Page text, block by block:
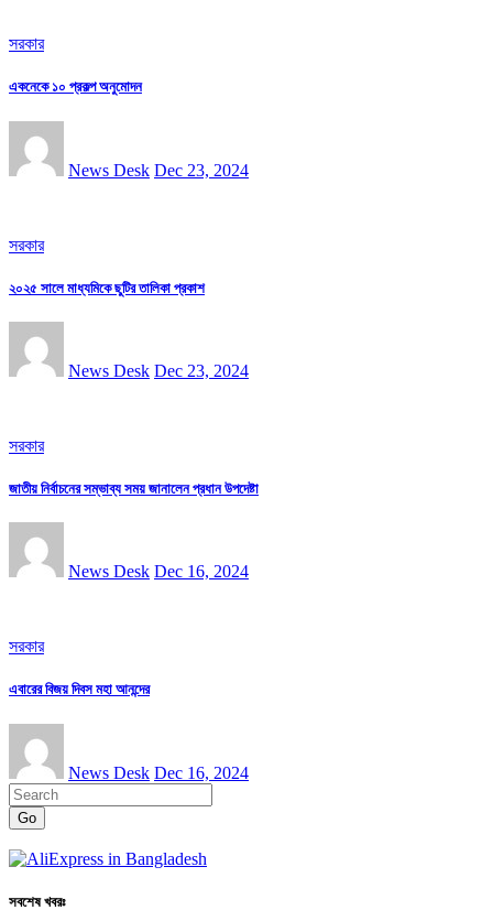
সরকার
একনেকে ১০ প্রকল্প অনুমোদন
News Desk Dec 23, 2024
সরকার
২০২৫ সালে মাধ্যমিকে ছুটির তালিকা প্রকাশ
News Desk Dec 23, 2024
সরকার
জাতীয় নির্বাচনের সম্ভাব্য সময় জানালেন প্রধান উপদেষ্টা
News Desk Dec 16, 2024
সরকার
এবারের বিজয় দিবস মহা আনন্দের
News Desk Dec 16, 2024
Go
সবশেষ খবরঃ